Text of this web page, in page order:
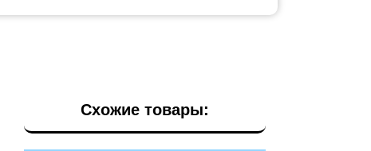
Схожие товары: